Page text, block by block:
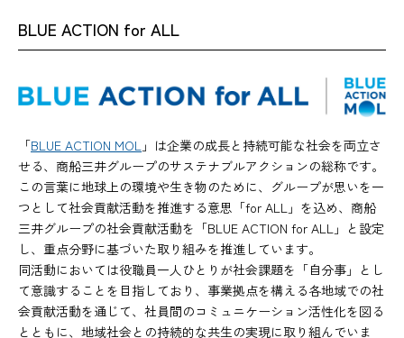
BLUE ACTION for ALL
「BLUE ACTION MOL 」は企業の成長と持続可能な社会を両立さ
せる、商船三井グループのサステナブルアクションの総称です。
この言葉に地球上の環境や生き物のために、グループが思いを一
つとして社会貢献活動を推進する意思「for ALL」を込め、商船
三井グループの社会貢献活動を「BLUE ACTION for ALL」と設定
し、重点分野に基づいた取り組みを推進しています。
同活動においては役職員一人ひとりが社会課題を「自分事」とし
て意識することを目指しており、事業拠点を構える各地域での社
会貢献活動を通じて、社員間のコミュニケーション活性化を図る
とともに、地域社会との持続的な共生の実現に取り組んでいま